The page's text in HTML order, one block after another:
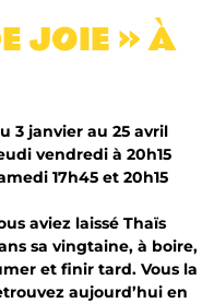
JOIE » À
3 janvier au 25 avril
vendredi à 20h15
17h45 et 20h15
aviez laissé Thaïs
sa vingtaine, à boire,
et finir tard. Vous la
aujourd’hui en